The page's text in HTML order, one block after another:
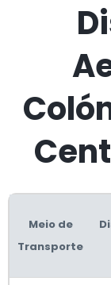
Meio de
Transporte